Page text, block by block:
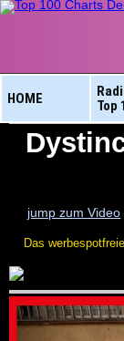
HOME
Top
jump zum Video
Das